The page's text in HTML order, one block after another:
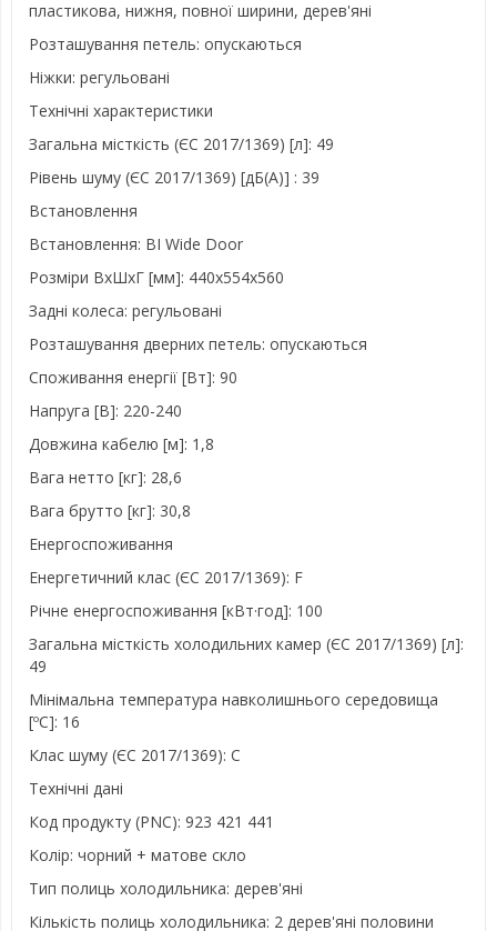
пластикова, нижня, повної ширини, дерев'яні
Розташування петель: опускаються
Ніжки: регульовані
Технічні характеристики
Загальна місткість (ЄС 2017/1369) [л]: 49
Рівень шуму (ЄС 2017/1369) [дБ(А)] : 39
Встановлення
Встановлення: BI Wide Door
Розміри ВxШxГ [мм]: 440x554x560
Задні колеса: регульовані
Розташування дверних петель: опускаються
Споживання енергії [Вт]: 90
Напруга [В]: 220-240
Довжина кабелю [м]: 1,8
Вага нетто [кг]: 28,6
Вага брутто [кг]: 30,8
Енергоспоживання
Енергетичний клас (ЄС 2017/1369): F
Річне енергоспоживання [кВт·год]: 100
Загальна місткість холодильних камер (ЄС 2017/1369) [л]:
49
Мінімальна температура навколишнього середовища
[ºC]: 16
Клас шуму (ЄС 2017/1369): C
Технічні дані
Код продукту (PNC): 923 421 441
Колір: чорний + матове скло
Тип полиць холодильника: дерев'яні
Кількість полиць холодильника: 2 дерев'яні половини